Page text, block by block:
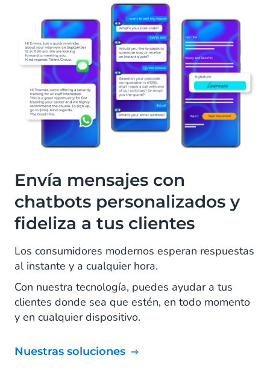
Envía mensajes con
chatbots personalizados y
fideliza a tus clientes
Los consumidores modernos esperan respuestas
al instante y a cualquier hora.
Con nuestra tecnología, puedes ayudar a tus
clientes donde sea que estén, en todo momento
y en cualquier dispositivo.
Nuestras soluciones